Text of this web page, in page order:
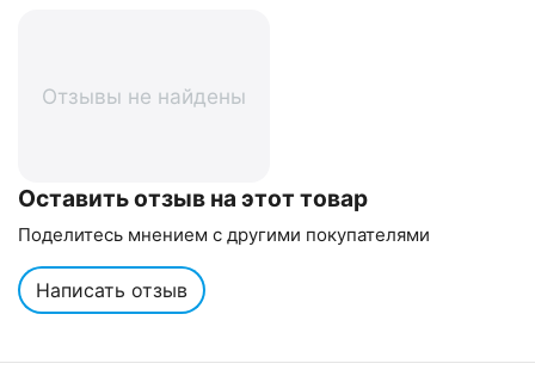
Отзывы не найдены
Оставить отзыв на этот товар
Поделитесь мнением с другими покупателями
Написать отзыв